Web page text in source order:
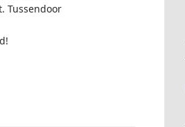
Tussendoor